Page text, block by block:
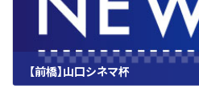
【前橋】山口シネマ杯